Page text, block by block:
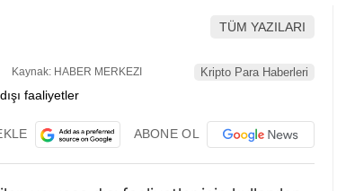
TÜM YAZILARI
Kaynak: HABER MERKEZI Kripto Para Haberleri
ABONE OL